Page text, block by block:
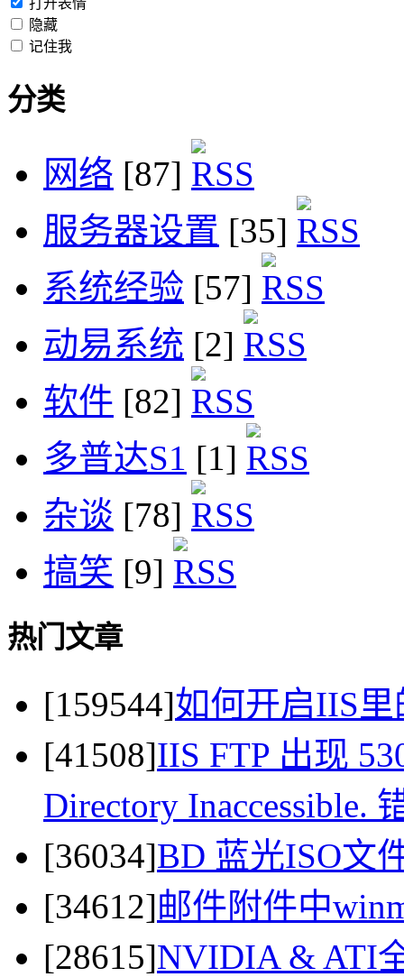
打开表情
隐藏
记住我
分类
网络 [87]
服务器设置 [35]
系统经验 [57]
动易系统 [2]
软件 [82]
多普达S1 [1]
杂谈 [78]
搞笑 [9]
热门文章
[159544]如何开启IIS里
[41508]IIS FTP 出现
Directory Inaccessible.
[36034]BD 蓝光ISO文
[34612]邮件附件中
[28615]NVIDIA & ATI